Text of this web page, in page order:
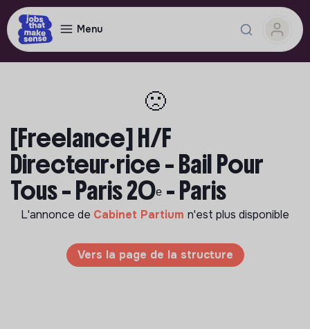
Menu
🙁
[Freelance] H/F
Directeur·rice – Bail Pour
Tous – Paris 20ᵉ - Paris
L'annonce de Cabinet Partium n'est plus disponible
Vers la page de la structure